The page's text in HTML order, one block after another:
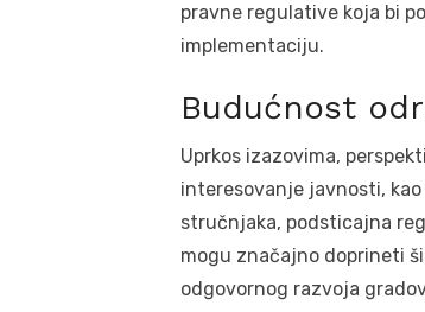
pravne regulative koja bi
implementaciju.
Budućnost
Uprkos izazovima,
interesovanje javnosti,
stručnjaka, podsticajna
mogu značajno doprineti
odgovornog razvoja